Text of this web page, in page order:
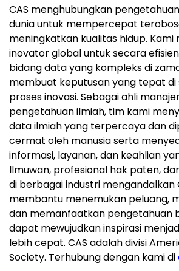
CAS menghubungkan
dunia untuk mempercepat
meningkatkan kualitas hidup. Kami
inovator global untuk secara
bidang data yang kompleks di
membuat keputusan yang tepat
proses inovasi. Sebagai ahli
pengetahuan ilmiah, tim kami
data ilmiah yang terpercaya dan
cermat oleh manusia serta
informasi, layanan, dan keahlian
Ilmuwan, profesional hak paten,
di berbagai industri mengandalkan
membantu menemukan peluang,
dan memanfaatkan pengetahuan
dapat mewujudkan inspirasi
lebih cepat. CAS adalah divisi
Society. Terhubung dengan kami di